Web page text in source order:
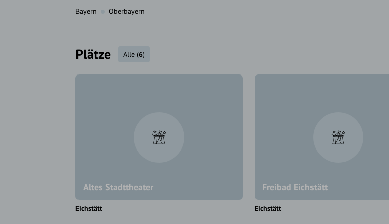
Bayern Oberbayern
Plätze Alle (6)
Altes Stadttheater
Eichstätt
Freibad Eichstätt
Eichstätt